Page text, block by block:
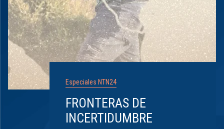
Especiales NTN24
FRONTERAS DE
INCERTIDUMBRE